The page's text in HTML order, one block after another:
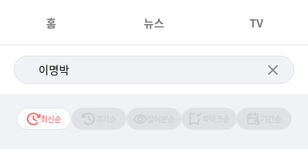
홈 뉴스 TV
최신순